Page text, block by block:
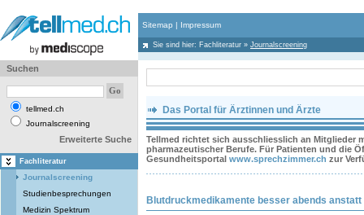
Sitemap | Impressum
Sie sind hier: Fachliteratur » Journalscreening
Suchen
tellmed.ch
Journalscreening
Erweiterte Suche
Fachliteratur
Journalscreening
Studienbesprechungen
Medizin Spektrum
Das Portal für Ärztinnen und Ärzte
Tellmed richtet sich ausschliesslich an Mitglieder
pharmazeutischer Berufe. Für Patienten und die
Gesundheitsportal www.sprechzimmer.ch zur
Blutdruckmedikamente besser abends